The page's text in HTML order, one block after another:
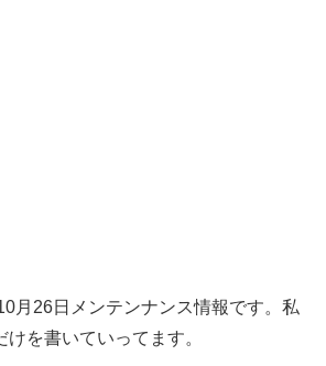
月26日メンテンナンス情報です。私
を書いていってます。